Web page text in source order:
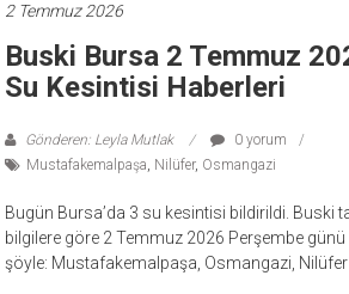
2 Temmuz 2026
Buski Bursa 2 Temmuz
Su Kesintisi Haberleri
Gönderen: Leyla Mutlak
0 yorum
Mustafakemalpaşa, Nilüfer, Osmangazi
Bugün Bursa’da 3 su kesintisi bildirildi. Buski
bilgilere göre 2 Temmuz 2026 Perşembe günü
şöyle: Mustafakemalpaşa, Osmangazi, Nilüfer